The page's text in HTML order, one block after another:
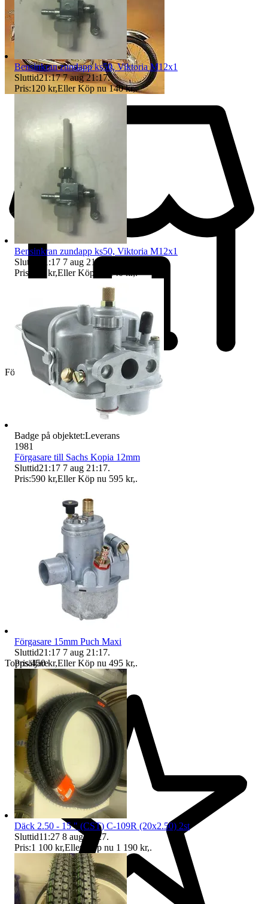
Företag
Toppsäljare
Bensinkran zundapp ks50, Viktoria M12x1
Sluttid21:17 7 aug 21:17.
Pris:120 kr,Eller Köp nu 140 kr,.
Bensinkran zundapp ks50, Viktoria M12x1
Sluttid
21:17 7 aug 21:17
Pris:
120 kr,Eller Köp nu 140 kr,.
Badge på objektet:Leverans
1981
Förgasare till Sachs Kopia 12mm
Sluttid21:17 7 aug 21:17.
Pris:590 kr,Eller Köp nu 595 kr,.
Förgasare 15mm Puch Maxi
Sluttid21:17 7 aug 21:17.
Pris:450 kr,Eller Köp nu 495 kr,.
Däck 2.50 - 15 " (CST) C-109R (20x2.50) 2st
Sluttid11:27 8 aug 11:27.
Pris:1 100 kr,Eller Köp nu 1 190 kr,.